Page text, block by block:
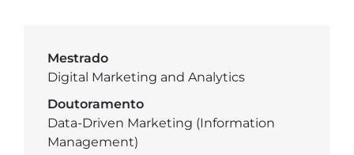
Mestrado
Digital Marketing and Analytics
Doutoramento
Data-Driven Marketing (Information
Management)